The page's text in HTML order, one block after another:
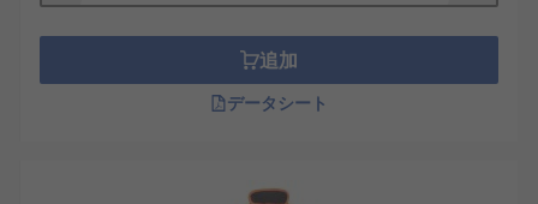
追加
データシート